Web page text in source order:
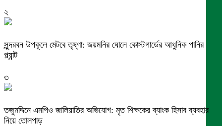
২
সুন্দরবন উপকূলে মেটবে তৃষ্ণা: জয়মনির ঘোলে কোস্টগার্ডের আধুনিক পানির
প্ল্যান্ট
৩
তজুমদ্দিনে এমপিও জালিয়াতির অভিযোগ: মৃত শিক্ষকের ব্যাংক হিসাব ব্যবহার
নিয়ে তোলপাড়